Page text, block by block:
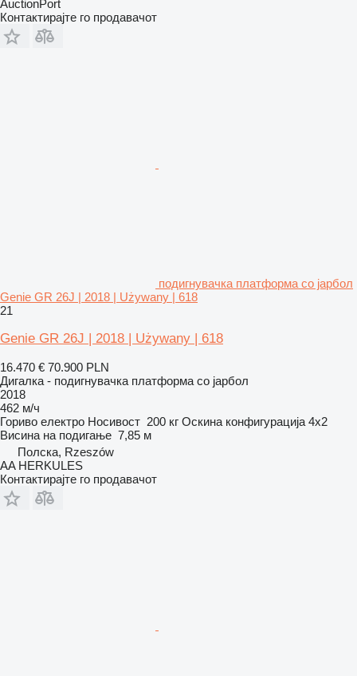
AuctionPort
Контактирајте го продавачот
подигнувачка платформа со јарбол
Genie GR 26J | 2018 | Używany | 618
21
Genie GR 26J | 2018 | Używany | 618
16.470 € 70.900 PLN
Дигалка - подигнувачка платформа со јарбол
2018
462 м/ч
Гориво електро Носивост 200 кг Оскина конфигурација 4x2
Висина на подигање 7,85 м
Полска, Rzeszów
AA HERKULES
Контактирајте го продавачот